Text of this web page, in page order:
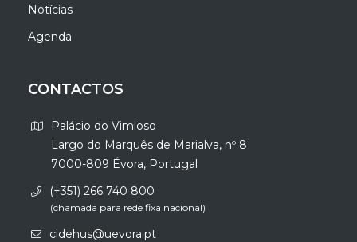
Notícias
Agenda
CONTACTOS
Palácio do Vimioso
Largo do Marquês de Marialva, nº 8
7000-809 Évora, Portugal
(+351) 266 740 800
(chamada para rede fixa nacional)
cidehus@uevora.pt